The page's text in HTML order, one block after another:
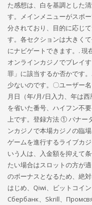
た感想は、白を基調とした
す。メインメニューがスポ
分されており、目的に応じ
す。各セクションは大きく
にナビゲートできます。. 現
オンラインカジノでプレイ
罪」に該当するか否かです
少ないのです。〇ユーザー
月日（年/月/日入力、年は
を省いた番号、ハイフン不
上です。登録方法 ① バナー
ンカジノで本場カジノの臨
ゲームを進行するライブカ
いう人は、入金額を抑えて
たい場合はスロットの方が
のボーナスとなるため、絶
はじめ、Qiwi、ビットコイ
Сбербанк、Skrill、